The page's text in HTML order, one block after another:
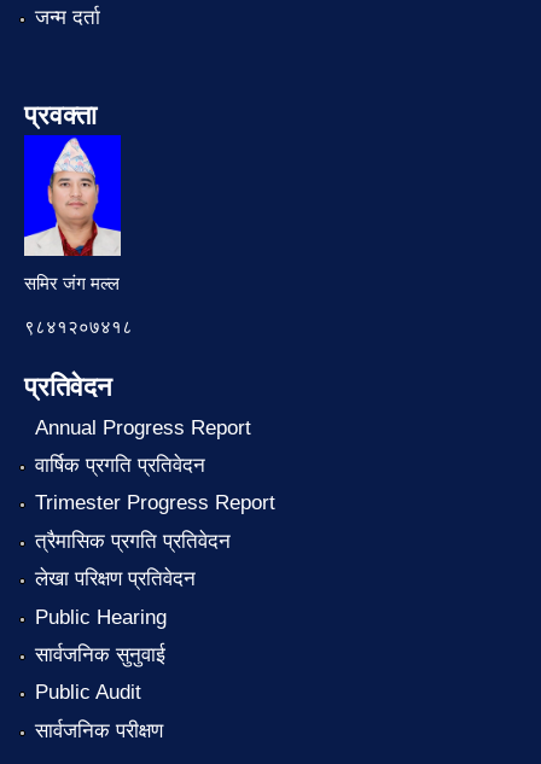
जन्म दर्ता
प्रवक्ता
समिर जंग मल्ल
९८४१२०७४१८
प्रतिवेदन
Annual Progress Report
वार्षिक प्रगति प्रतिवेदन
Trimester Progress Report
त्रैमासिक प्रगति प्रतिवेदन
लेखा परिक्षण प्रतिवेदन
Public Hearing
सार्वजनिक सुनुवाई
Public Audit
सार्वजनिक परीक्षण